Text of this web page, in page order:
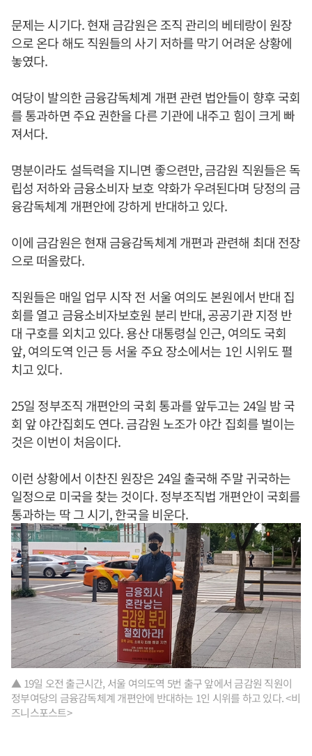
문제는 시기다. 현재 금감원은 조직 관리의 베테랑이 원장
으로 온다 해도 직원들의 사기 저하를 막기 어려운 상황에
놓였다.
여당이 발의한 금융감독체계 개편 관련 법안들이 향후 국회
를 통과하면 주요 권한을 다른 기관에 내주고 힘이 크게 빠
져서다.
명분이라도 설득력을 지니면 좋으련만, 금감원 직원들은 독
립성 저하와 금융소비자 보호 약화가 우려된다며 당정의 금
융감독체계 개편안에 강하게 반대하고 있다.
이에 금감원은 현재 금융감독체계 개편과 관련해 최대 전장
으로 떠올랐다.
직원들은 매일 업무 시작 전 서울 여의도 본원에서 반대 집
회를 열고 금융소비자보호원 분리 반대, 공공기관 지정 반
대 구호를 외치고 있다. 용산 대통령실 인근, 여의도 국회
앞, 여의도역 인근 등 서울 주요 장소에서는 1인 시위도 펼
치고 있다.
25일 정부조직 개편안의 국회 통과를 앞두고는 24일 밤 국
회 앞 야간집회도 연다. 금감원 노조가 야간 집회를 벌이는
것은 이번이 처음이다.
이런 상황에서 이찬진 원장은 24일 출국해 주말 귀국하는
일정으로 미국을 찾는 것이다. 정부조직법 개편안이 국회를
통과하는 딱 그 시기, 한국을 비운다.
▲ 19일 오전 출근시간, 서울 여의도역 5번 출구 앞에서 금감원 직원이
정부여당의 금융감독체계 개편안에 반대하는 1인 시위를 하고 있다. <비
즈니스포스트>